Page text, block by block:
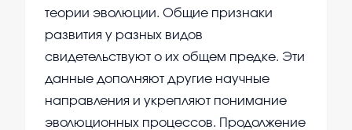
теории эволюции. Общие признаки
развития у разных видов
свидетельствуют о их общем предке. Эти
данные дополняют другие научные
направления и укрепляют понимание
эволюционных процессов. Продолжение